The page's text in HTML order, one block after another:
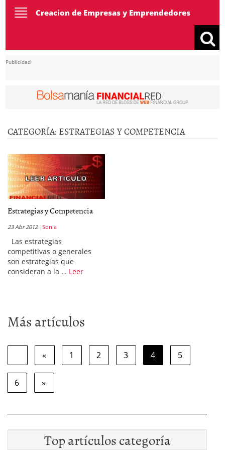
ToggleCreacion de Empresas y Emprendedores
Publicidad
CATEGORÍA: ESTRATEGIAS Y COMPETENCIA
Estrategias y Competencia
23 Abr 2012 Sonia
Las estrategias
competitivas o generales
son estrategias que
consideran a la … Leer
Más artículos
« 1 2 3 4 5
6 »
Top artículos categoría